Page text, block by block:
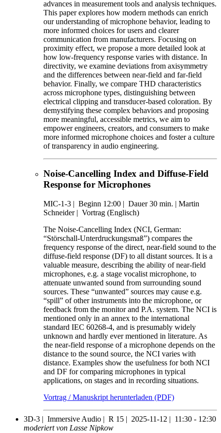
advances in measurement tools and analysis techniques.
This paper explores how modern methods can enrich
our understanding of microphone behavior, leading to
more informed choices for users and clearer
communication from manufacturers. Focusing on
proximity effect, we propose a more detailed look at
how low-frequency response varies with distance. In
directivity, we examine deviations from axisymmetry
and the differences between near-field and far-field
behavior. Finally, we compare THD characteristics
across microphone types, distinguishing between
electrical clipping and transducer-based coloration. By
demystifying these complex behaviors and proposing
more meaningful, accessible metrics, we aim to
empower engineers, creators, and consumers to make
more informed microphone choices and foster a culture
of transparency in audio engineering.
Noise-Cancelling Index and Diffuse-Field
Response for Microphones
MIC-1-3 | Beginn 12:00 | Dauer 30 min. | Martin
Schneider | Vortrag (Englisch)
The Noise-Cancelling Index (NCI, German:
“Störschall-Unterdruckungsmaß”) compares the
frequency response of the direct, near-field sound to the
diffuse-field response (DF) to all distant sources. It is a
valuable measure, describing the ability of near-field
microphones, e.g. a stage vocalist microphone, to
attenuate unwanted sound from surrounding sound
sources. These “unwanted” sources may cause e.g.
“spill” of other instruments into the microphone, or
feedback from the monitor and P.A. system. The NCI is
mentioned only in an annex to the international
standard IEC 60268-4, and is presumably widely
unknown and hardly ever mentioned in literature. As
the near-field response of a microphone depends on the
distance to the sound source, the NCI varies with
distance. Examples show the usefulness for both NCI
and DF for comparing microphones in typical
applications, on stages and in recording situations.
Vortrag / Manuskript herunterladen (PDF)
3D-3 | Immersive Audio | R 15 | 2025-11-12 | 11:30 - 12:30
moderiert von Lasse Nipkow